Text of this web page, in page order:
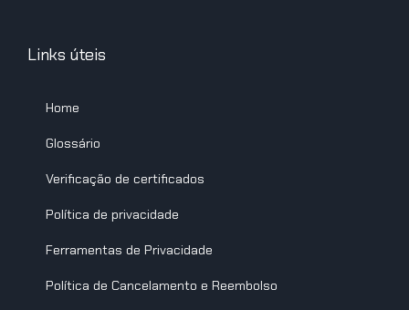
Links úteis
Home
Glossário
Verificação de certificados
Política de privacidade
Ferramentas de Privacidade
Política de Cancelamento e Reembolso